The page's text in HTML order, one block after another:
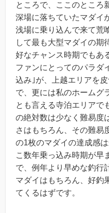
ところで、ここのところ
深場に落ちていたマダイ
浅場に乗り込んで来て荒
して最も大型マダイの期
好なチャンス時期でもあ
ファンにとってのパラダ
込み｣が、上越エリアを
で、更には私のホームグ
とも言える寺泊エリアで
の絶対数は少なく難易度
さはもちろん、その難易
の1枚のマダイの達成感
こ数年乗っ込み時期が早
で、例年より早めな釣行
マダイはもちろん、好釣
てくるはずです。